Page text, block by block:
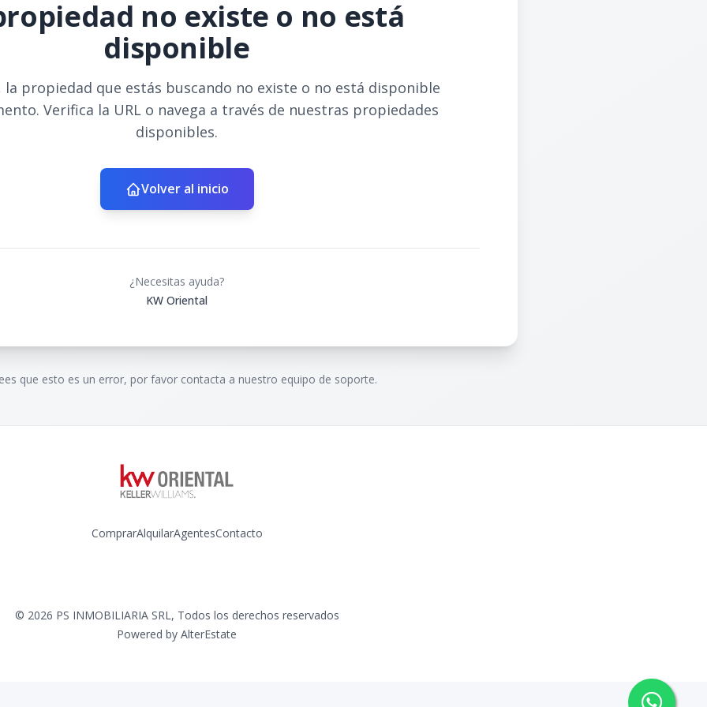
no existe o no está
disponible
propiedad que estás buscando no existe o no está disponible
Verifica la URL o navega a través de nuestras propiedades
disponibles.
Volver al inicio
¿Necesitas ayuda?
KW Oriental
que esto es un error, por favor contacta a nuestro equipo de soporte.
ComprarAlquilarAgentesContacto
© 2026 PS INMOBILIARIA SRL, Todos los derechos reservados
Powered by AlterEstate